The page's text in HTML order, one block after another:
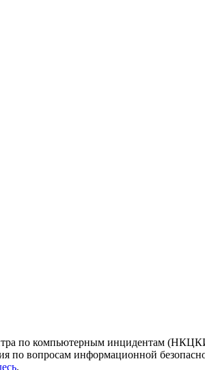
по компьютерным инцидентам
вопросам информационной
.